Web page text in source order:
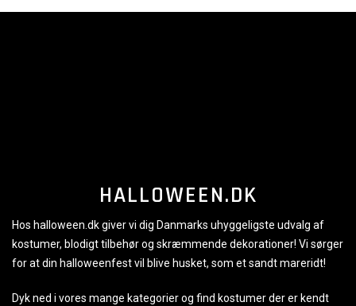
HALLOWEEN.DK
Hos halloween.dk giver vi dig Danmarks uhyggeligste udvalg af
kostumer, blodigt tilbehør og skræmmende dekorationer! Vi sørger
for at din halloweenfest vil blive husket, som et sandt mareridt!
Dyk ned i vores mange kategorier og find kostumer der er kendt